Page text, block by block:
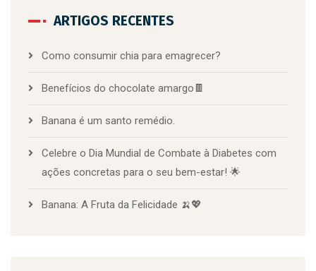
ARTIGOS RECENTES
Como consumir chia para emagrecer?
Benefícios do chocolate amargo🍫
Banana é um santo remédio.
Celebre o Dia Mundial de Combate à Diabetes com
ações concretas para o seu bem-estar! 🌟
Banana: A Fruta da Felicidade 🍌💖